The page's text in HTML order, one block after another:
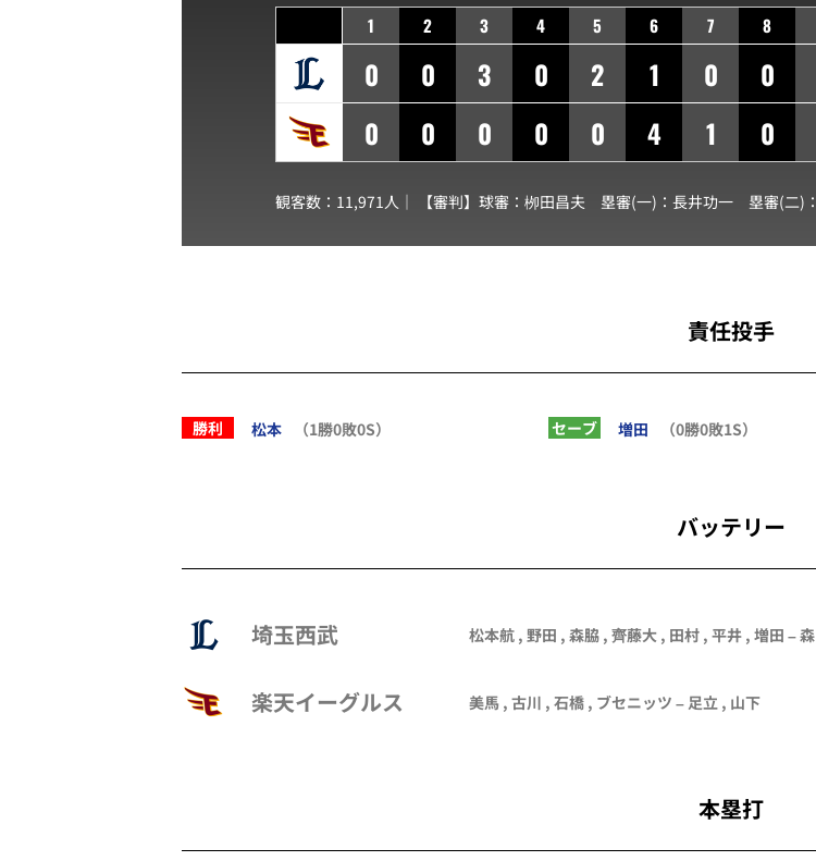
1 2 3 4 5 6 7 8
0 0 3 0 2 1 0 0
0
0 0 0 0 4 1 0
観客数：11,971人｜ 【審判】球審： 栁田昌夫 塁審(一)： 長井功一 塁審(二)：
責任投手
勝利 松本 （1勝0敗0S） セーブ 増田 （0勝0敗1S）
バッテリー
埼玉西武 松本航 , 野田 , 森脇 , 齊藤大 , 田村 , 平井 , 増田 –森
楽天イーグルス 美馬 , 古川 , 石橋 , ブセニッツ – 足立 , 山下
本塁打